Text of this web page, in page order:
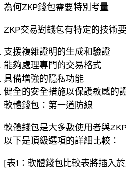
為何ZKP錢包需要特別考量
ZKP交易對錢包有特定的技術
支援複雜證明的生成和驗證
能夠處理專門的交易格式
具備增強的隱私功能
健全的安全措施以保護敏感的
軟體錢包：第一道防線
軟體錢包是大多數使用者與
以下是頂級選項的詳細比較：
[表1：軟體錢包比較表將插入